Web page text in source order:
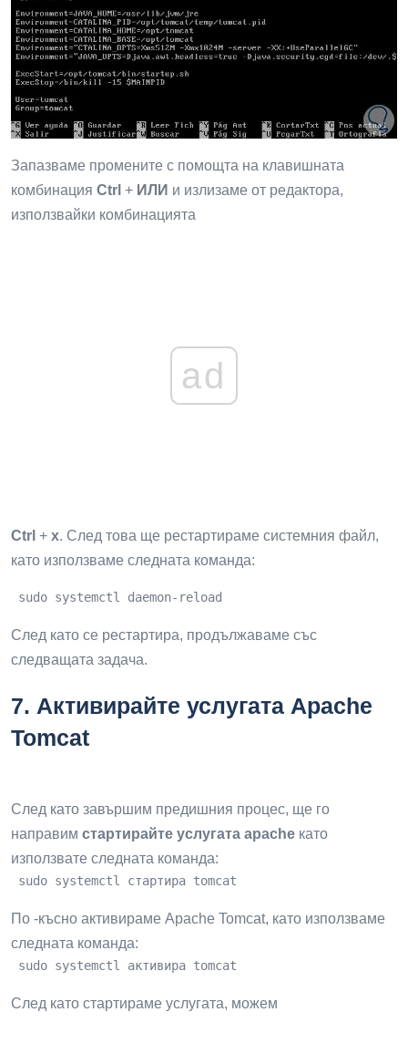
Запазваме промените с помощта на клавишната
комбинация Ctrl + ИЛИ и излизаме от редактора,
използвайки комбинацията
ad
Ctrl + х. След това ще рестартираме системния файл,
като използваме следната команда:
sudo systemctl daemon-reload
След като се рестартира, продължаваме със
следващата задача.
7. Активирайте услугата Apache
Tomcat
След като завършим предишния процес, ще го
направим стартирайте услугата apache като
използвате следната команда:
sudo systemctl стартира tomcat
По -късно активираме Apache Tomcat, като използваме
следната команда:
sudo systemctl активира tomcat
След като стартираме услугата, можем